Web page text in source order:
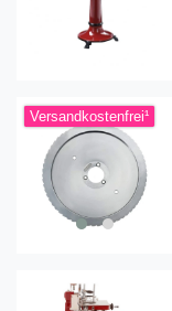
Versandkostenfrei¹